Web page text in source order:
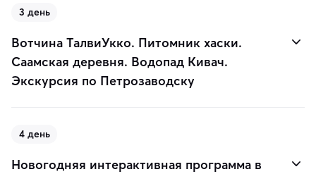
3 день
Вотчина ТалвиУкко. Питомник хаски.
Саамская деревня. Водопад Кивач.
Экскурсия по Петрозаводску
4 день
Новогодняя интерактивная программа в